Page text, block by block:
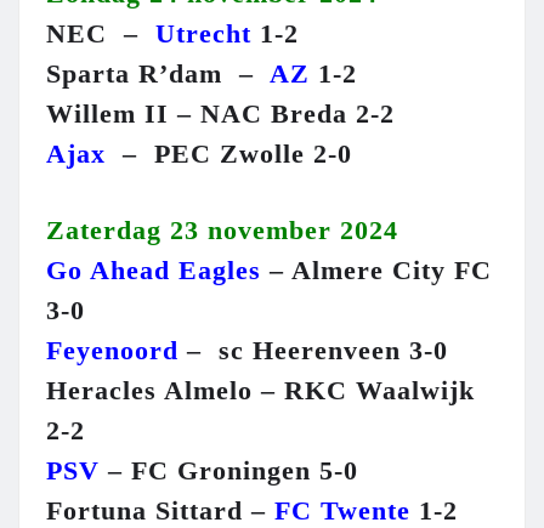
NEC – Utrecht 1-2
Sparta R’dam – AZ 1-2
Willem II – NAC Breda 2-2
Ajax – PEC Zwolle 2-0
Zaterdag 23 november 2024
Go Ahead Eagles – Almere City FC
3-0
Feyenoord – sc Heerenveen 3-0
Heracles Almelo – RKC Waalwijk
2-2
PSV – FC Groningen 5-0
Fortuna Sittard – FC Twente 1-2